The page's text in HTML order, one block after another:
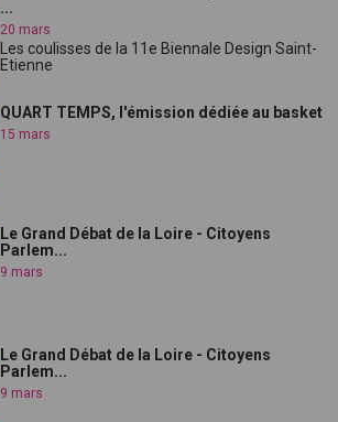
...
20 mars
Les coulisses de la 11e Biennale Design Saint-
Etienne
QUART TEMPS, l'émission dédiée au basket
15 mars
Le Grand Débat de la Loire - Citoyens
Parlem...
9 mars
Le Grand Débat de la Loire - Citoyens
Parlem...
9 mars